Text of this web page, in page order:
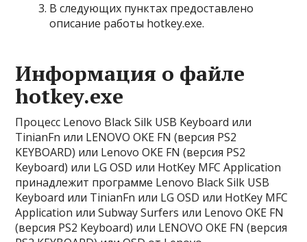
В следующих пунктах предоставлено
описание работы hotkey.exe.
Информация о файле
hotkey.exe
Процесс Lenovo Black Silk USB Keyboard или
TinianFn или LENOVO OKE FN (версия PS2
KEYBOARD) или Lenovo OKE FN (версия PS2
Keyboard) или LG OSD или HotKey MFC Application
принадлежит программе Lenovo Black Silk USB
Keyboard или TinianFn или LG OSD или HotKey MFC
Application или Subway Surfers или Lenovo OKE FN
(версия PS2 Keyboard) или LENOVO OKE FN (версия